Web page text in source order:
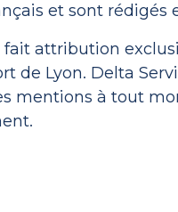
et sont rédigés
attribution
de Lyon. Delta
mentions à tout